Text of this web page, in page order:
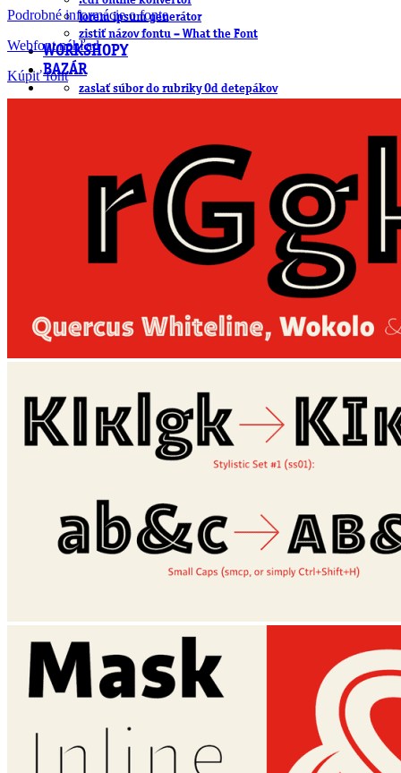
lorem ipsum generátor
zistiť názov fontu – What the Font
WORKSHOPY
BAZÁR
zaslať súbor do rubriky Od detepákov
Podrobné informácie o fonte
Webfont náhľad
Kúpiť font